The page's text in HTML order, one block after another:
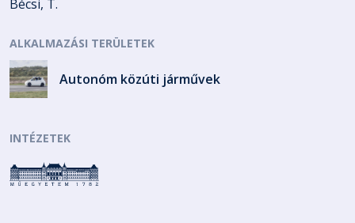
Bécsi, T.
ALKALMAZÁSI TERÜLETEK
Autonóm közúti járművek
INTÉZETEK